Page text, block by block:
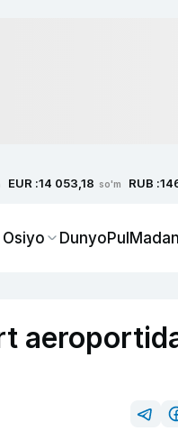
EUR :14 053,18 so'm RUB :
DunyoPul